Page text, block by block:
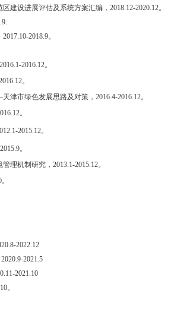
建设进展评估及系统方案汇编， 2018.12-2020.12。
2017.10-2018.9。
2016.1-2016.12。
。
津市绿色发展思路及对策， 2016.4-2016.12。
。
2015.12。
。
理机制研究， 2013.1-2015.12。
。
2022.12
2020.9-2021.5
2021.10
。